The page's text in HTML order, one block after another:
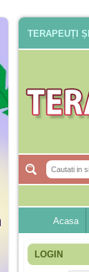
TERAPEUȚI
Acasa
LOGIN